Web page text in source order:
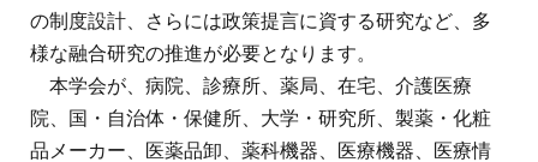
の制度設計、さらには政策提言に資する研究など、多
様な融合研究の推進が必要となります。
本学会が、病院、診療所、薬局、在宅、介護医療
院、国・自治体・保健所、大学・研究所、製薬・化粧
品メーカー、医薬品卸、薬科機器、医療機器、医療情